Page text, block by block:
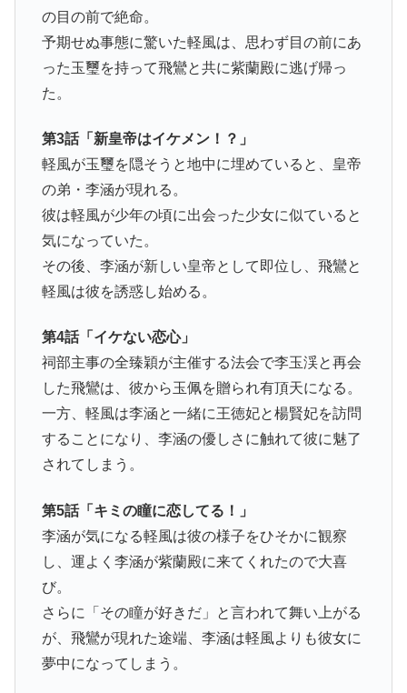
の目の前で絶命。
予期せぬ事態に驚いた軽風は、思わず目の前にあ
った玉璽を持って飛鸞と共に紫蘭殿に逃げ帰っ
た。
第3話「新皇帝はイケメン！？」
軽風が玉璽を隠そうと地中に埋めていると、皇帝
の弟・李涵が現れる。
彼は軽風が少年の頃に出会った少女に似ていると
気になっていた。
その後、李涵が新しい皇帝として即位し、飛鸞と
軽風は彼を誘惑し始める。
第4話「イケない恋心」
祠部主事の全臻穎が主催する法会で李玉渓と再会
した飛鸞は、彼から玉佩を贈られ有頂天になる。
一方、軽風は李涵と一緒に王徳妃と楊賢妃を訪問
することになり、李涵の優しさに触れて彼に魅了
されてしまう。
第5話「キミの瞳に恋してる！」
李涵が気になる軽風は彼の様子をひそかに観察
し、運よく李涵が紫蘭殿に来てくれたので大喜
び。
さらに「その瞳が好きだ」と言われて舞い上がる
が、飛鸞が現れた途端、李涵は軽風よりも彼女に
夢中になってしまう。